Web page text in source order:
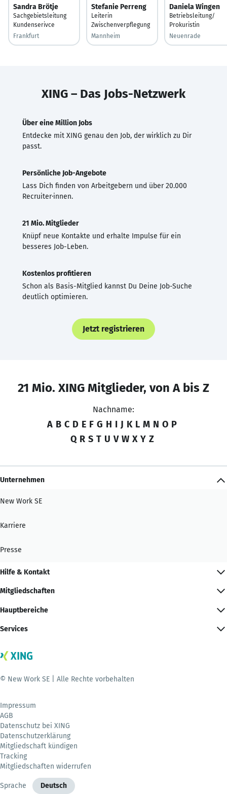
Sandra Brötje
Sachgebietsleitung
Kundenserivce
Frankfurt
Stefanie Perreng
Leiterin
Zwischenverpflegung
Mannheim
Daniela Wingen
Betriebsleitung/
Prokuristin
Neuenrade
XING – Das Jobs-Netzwerk
Über eine Million Jobs
Entdecke mit XING genau den Job, der wirklich zu Dir
passt.
Persönliche Job-Angebote
Lass Dich finden von Arbeitgebern und über 20.000
Recruiter·innen.
21 Mio. Mitglieder
Knüpf neue Kontakte und erhalte Impulse für ein
besseres Job-Leben.
Kostenlos profitieren
Schon als Basis-Mitglied kannst Du Deine Job-Suche
deutlich optimieren.
Jetzt registrieren
21 Mio. XING Mitglieder, von A bis Z
Nachname:
A B C D E F G H I J K L M N O P
Q R S T U V W X Y Z
Unternehmen
New Work SE
Karriere
Presse
Hilfe & Kontakt
Mitgliedschaften
Hauptbereiche
Services
© New Work SE | Alle Rechte vorbehalten
Impressum
AGB
Datenschutz bei XING
Datenschutzerklärung
Mitgliedschaft kündigen
Tracking
Mitgliedschaften widerrufen
Sprache Deutsch